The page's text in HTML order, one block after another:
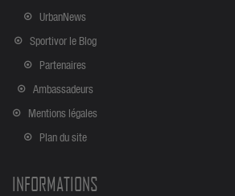
UrbanNews
Sportivor le Blog
Partenaires
Ambassadeurs
Mentions légales
Plan du site
INFORMATIONS